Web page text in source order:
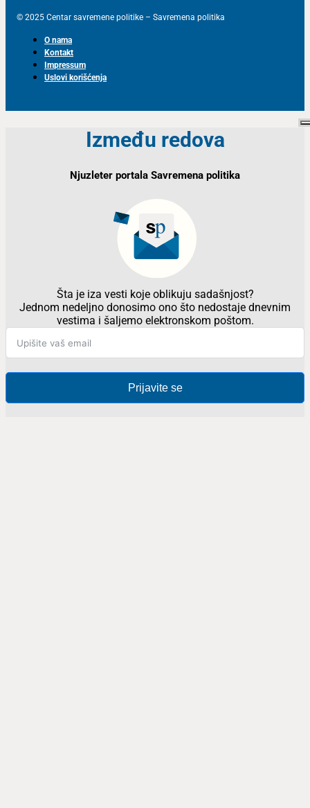
© 2025 Centar savremene politike – Savremena politika
O nama
Kontakt
Impressum
Uslovi korišćenja
Između redova
Njuzleter portala Savremena politika
Šta je iza vesti koje oblikuju sadašnjost?
Jednom nedeljno donosimo ono što nedostaje dnevnim
vestima i šaljemo elektronskom poštom.
Prijavite se